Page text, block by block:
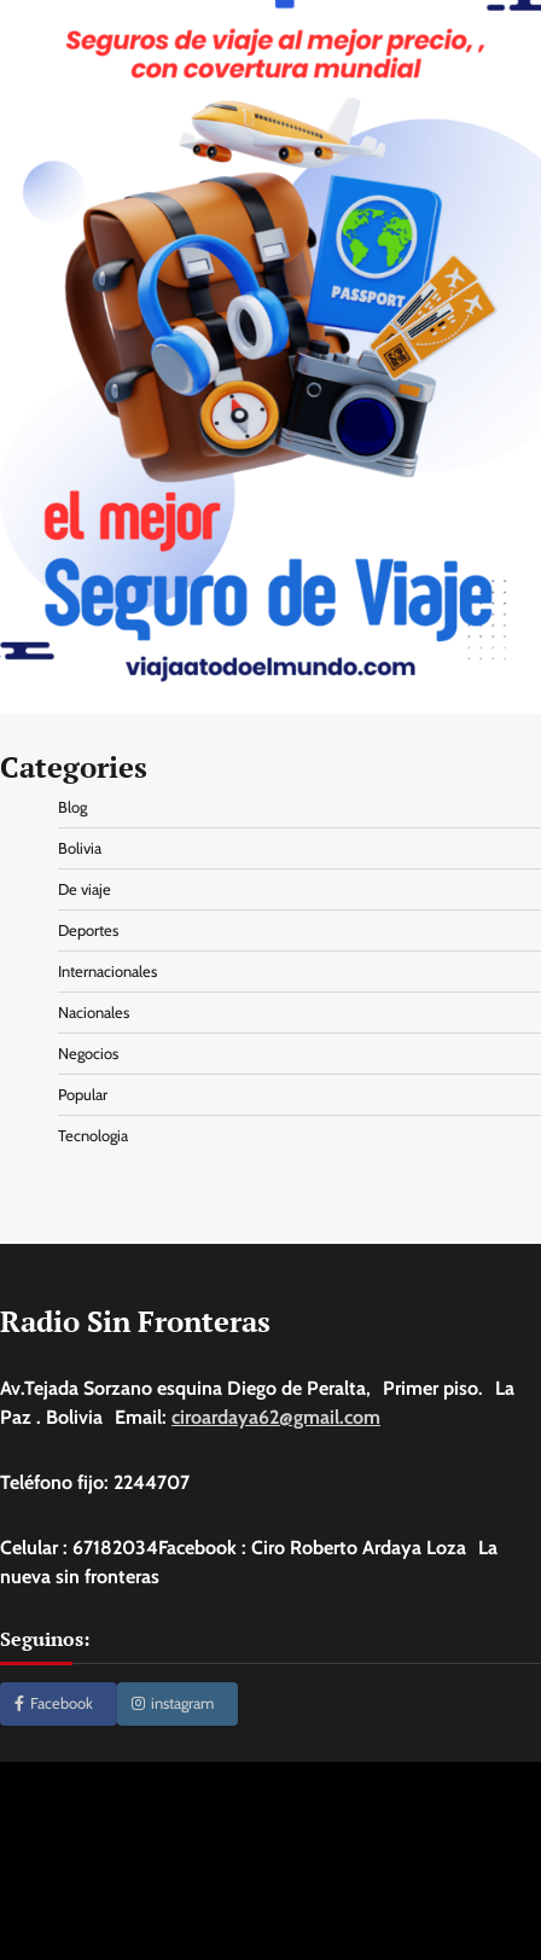
Categories
Blog
Bolivia
De viaje
Deportes
Internacionales
Nacionales
Negocios
Popular
Tecnologia
Radio Sin Fronteras
Av.Tejada Sorzano esquina Diego de Peralta, Primer piso. La
Paz . Bolivia Email: ciroardaya62@gmail.com
Teléfono fijo: 2244707
Celular : 67182034Facebook : Ciro Roberto Ardaya Loza La
nueva sin fronteras
Seguinos:
Facebook instagram